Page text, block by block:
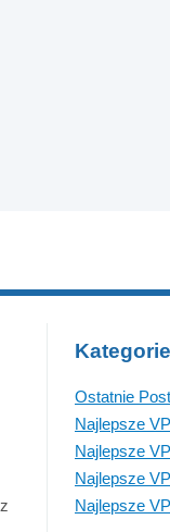
Ostatnie
Najlepsze
Najlepsze
Najlepsze
Najlepsze